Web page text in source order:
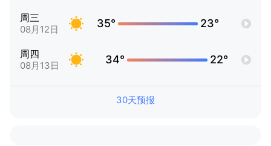
周三
08月12日 35° 23°
周四
08月13日 34° 22°
30天预报